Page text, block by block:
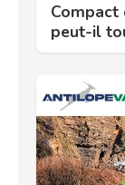
Compact
peut-il